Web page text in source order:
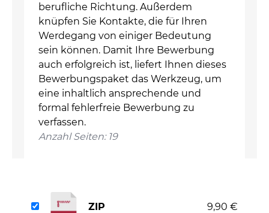
berufliche Richtung. Außerdem
knüpfen Sie Kontakte, die für Ihren
Werdegang von einiger Bedeutung
sein können. Damit Ihre Bewerbung
auch erfolgreich ist, liefert Ihnen dieses
Bewerbungspaket das Werkzeug, um
eine inhaltlich ansprechende und
formal fehlerfreie Bewerbung zu
verfassen.
Anzahl Seiten: 19
ZIP 9,90 €